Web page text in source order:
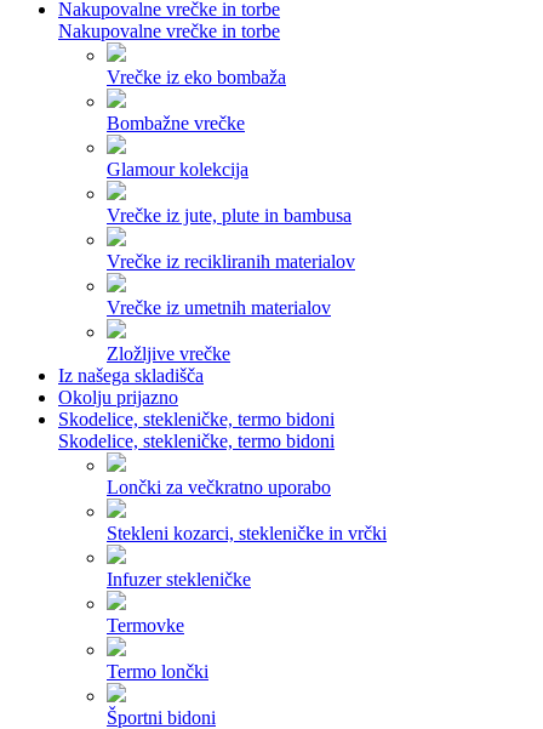
Nakupovalne vrečke in torbe
Nakupovalne vrečke in torbe
Vrečke iz eko bombaža
Bombažne vrečke
Glamour kolekcija
Vrečke iz jute, plute in bambusa
Vrečke iz recikliranih materialov
Vrečke iz umetnih materialov
Zložljive vrečke
Iz našega skladišča
Okolju prijazno
Skodelice, stekleničke, termo bidoni
Skodelice, stekleničke, termo bidoni
Lončki za večkratno uporabo
Stekleni kozarci, stekleničke in vrčki
Infuzer stekleničke
Termovke
Termo lončki
Športni bidoni